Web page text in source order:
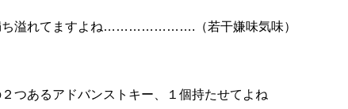
ち溢れてますよね………………….（若干嫌味気味）
つあるアドバンストキー、１個持たせてよね